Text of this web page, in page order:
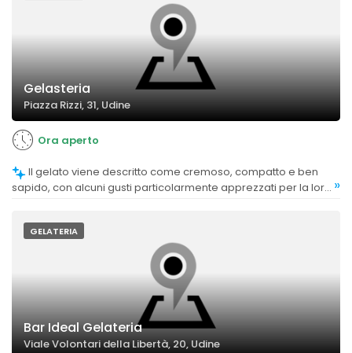
Gelasteria
Piazza Rizzi, 31, Udine
Ora aperto
sapido, con alcuni gusti particolarmente apprezzati per la loro »
GELATERIA
Bar Ideal Gelateria
Viale Volontari della Libertà, 20, Udine